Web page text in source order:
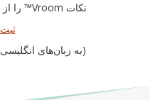
نکات Vroom™ را از طریق پیامک دریافت کنید.
(به زبان‌های